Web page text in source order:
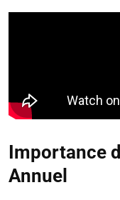
Importance
Annuel